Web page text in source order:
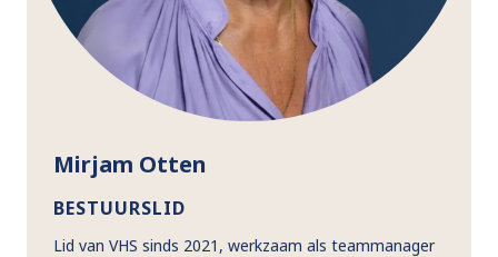
Mirjam Otten
BESTUURSLID
Lid van VHS sinds 2021, werkzaam als teammanager